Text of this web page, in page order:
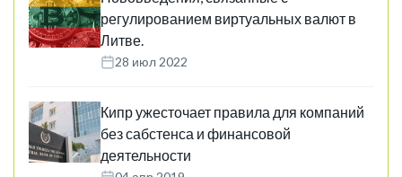
регулированием виртуальных валют в
Литве.
28 июл 2022
Кипр ужесточает правила для компаний
без сабстенса и финансовой
деятельности